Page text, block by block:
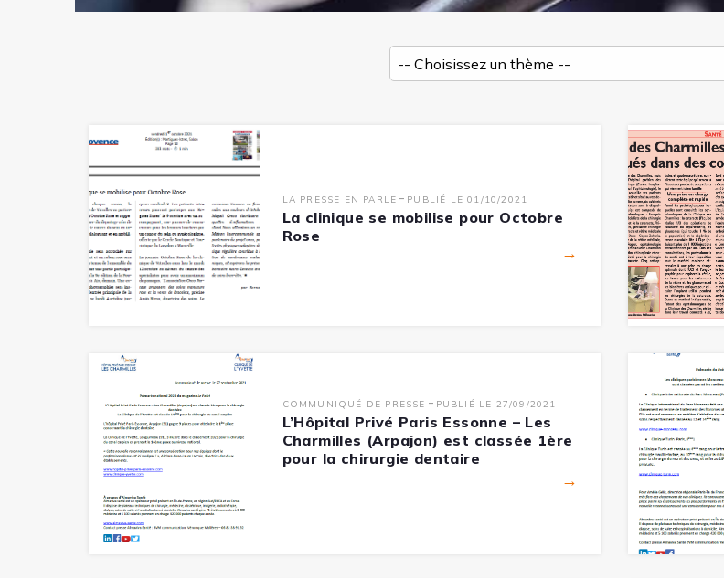
LA PRESSE EN PARLE - PUBLIÉ LE 01/10/2021
La clinique se mobilise pour Octobre
Rose
→
COMMUNIQUÉ DE PRESSE - PUBLIÉ LE 27/09/2021
L’Hôpital Privé Paris Essonne – Les
Charmilles (Arpajon) est classée 1ère
pour la chirurgie dentaire
→